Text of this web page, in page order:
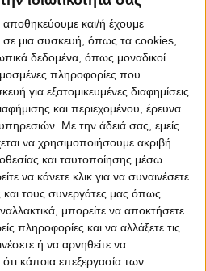
αποθηκεύουμε και/ή έχουμε
μια συσκευή, όπως τα cookies,
δεδομένα, όπως μοναδικοί
πληροφορίες που
για εξατομικευμένες διαφημίσεις
και περιεχομένου, έρευνα
Με την άδειά σας, εμείς
να χρησιμοποιήσουμε ακριβή
και ταυτοποίησης μέσω
να κάνετε κλικ για να συναινέσετε
τους συνεργάτες μας όπως
μπορείτε να αποκτήσετε
πληροφορίες και να αλλάξετε τις
ή να αρνηθείτε να
κάποια επεξεργασία των
Terms & Conditions
Privacy Policy
porcupine colors&Fotis Alexandrou